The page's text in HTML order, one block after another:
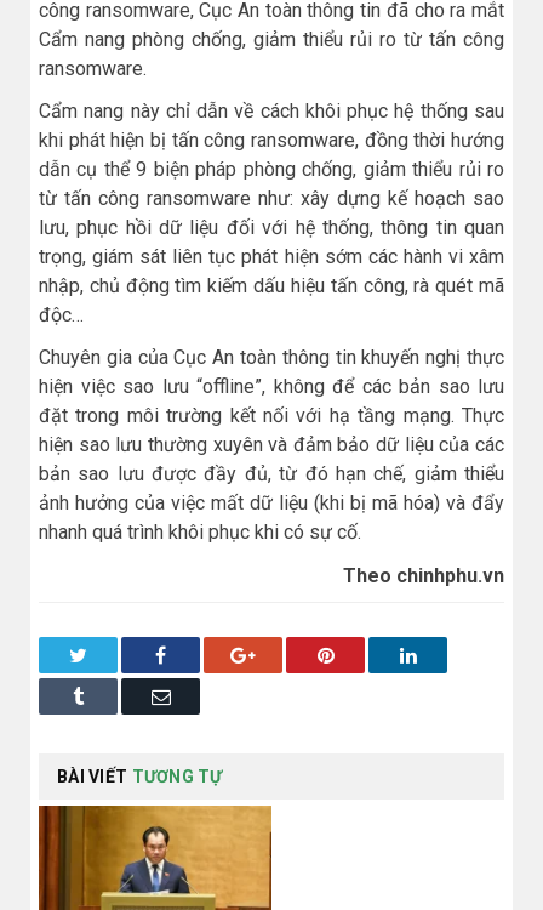
công ransomware, Cục An toàn thông tin đã cho ra mắt
Cẩm nang phòng chống, giảm thiểu rủi ro từ tấn công
ransomware.
Cẩm nang này chỉ dẫn về cách khôi phục hệ thống sau
khi phát hiện bị tấn công ransomware, đồng thời hướng
dẫn cụ thể 9 biện pháp phòng chống, giảm thiểu rủi ro
từ tấn công ransomware như: xây dựng kế hoạch sao
lưu, phục hồi dữ liệu đối với hệ thống, thông tin quan
trọng, giám sát liên tục phát hiện sớm các hành vi xâm
nhập, chủ động tìm kiếm dấu hiệu tấn công, rà quét mã
độc…
Chuyên gia của Cục An toàn thông tin khuyến nghị thực
hiện việc sao lưu “offline”, không để các bản sao lưu
đặt trong môi trường kết nối với hạ tầng mạng. Thực
hiện sao lưu thường xuyên và đảm bảo dữ liệu của các
bản sao lưu được đầy đủ, từ đó hạn chế, giảm thiểu
ảnh hưởng của việc mất dữ liệu (khi bị mã hóa) và đẩy
nhanh quá trình khôi phục khi có sự cố.
Theo chinhphu.vn
Facebook Google+ Pinterest LinkedIn
Tumblr Email
BÀI VIẾT TƯƠNG TỰ